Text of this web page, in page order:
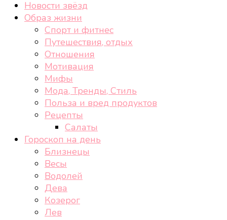
Новости звёзд
Образ жизни
Спорт и фитнес
Путешествия, отдых
Отношения
Мотивация
Мифы
Мода, Тренды, Стиль
Польза и вред продуктов
Рецепты
Салаты
Гороскоп на день
Близнецы
Весы
Водолей
Дева
Козерог
Лев